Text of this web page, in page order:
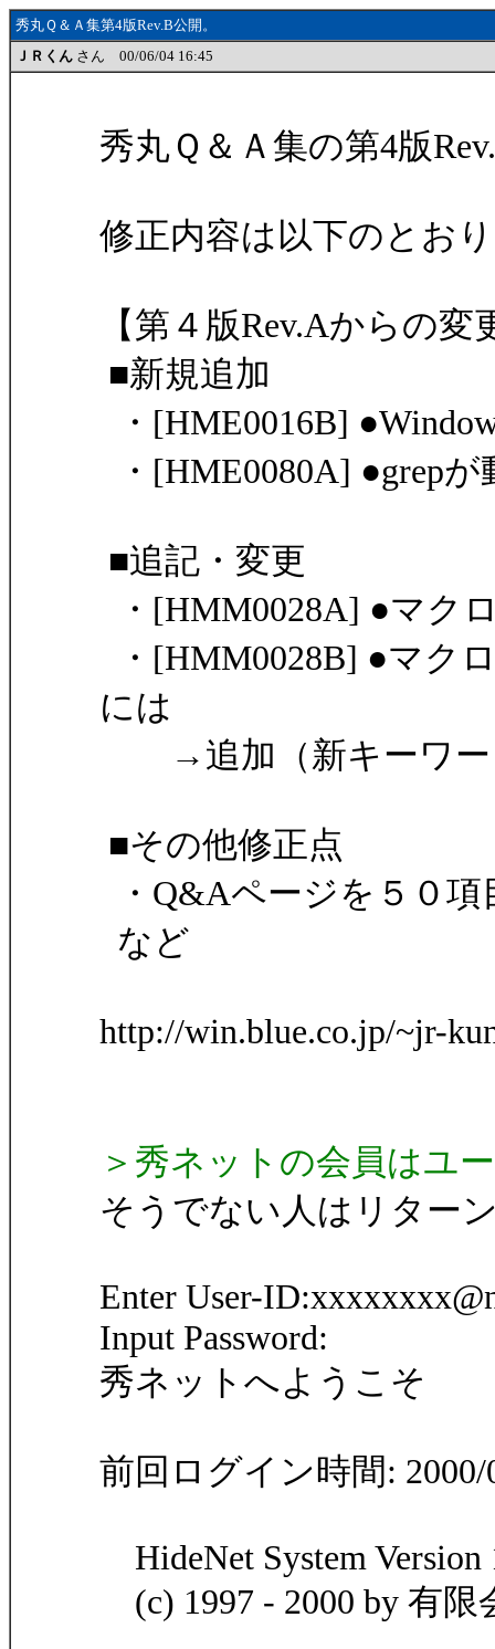
秀丸Ｑ＆Ａ集第4版Rev.B公開。
ＪＲくん さん 00/06/04 16:45
秀丸Ｑ＆Ａ集の第4版
修正内容は以下のとお
【第４版Rev.Aからの変
■新規追加
・[HME0016B]
・[HME0080A] ●grep
■追記・変更
・[HMM0028A] ●マク
・[HMM0028B] ●マク
には
→追加（新キーワー
■その他修正点
・Q&Aページを５０
など
http://win.blue.co.jp/~jr-
＞秀ネットの会員はユ
そうでない人はリター
Enter User-
Input Password:
秀ネットへようこそ
前回ログイン時間: 2000/
HideNet System Version
(c) 1997 - 2000 by 有